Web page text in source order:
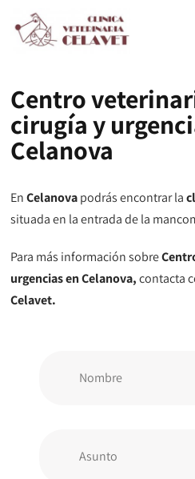
Centro
cirugía y
Celanova
EnCelanovapodrás encontrar la
situada en la entrada de la
Para más información sobre
urgencias en Celanova,contacta
Celavet.